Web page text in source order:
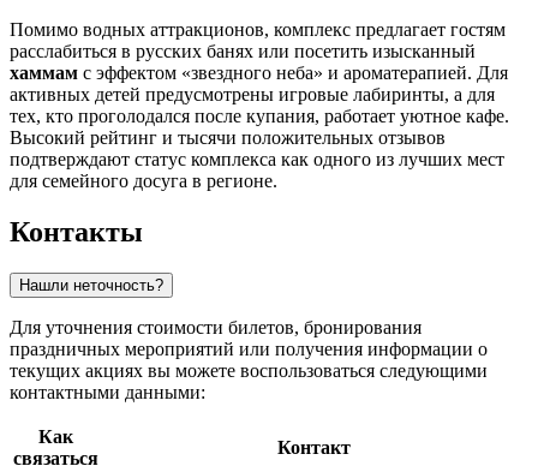
Помимо водных аттракционов, комплекс предлагает гостям
расслабиться в русских банях или посетить изысканный
хаммам с эффектом «звездного неба» и ароматерапией. Для
активных детей предусмотрены игровые лабиринты, а для
тех, кто проголодался после купания, работает уютное кафе.
Высокий рейтинг и тысячи положительных отзывов
подтверждают статус комплекса как одного из лучших мест
для семейного досуга в регионе.
Контакты
Нашли неточность?
Для уточнения стоимости билетов, бронирования
праздничных мероприятий или получения информации о
текущих акциях вы можете воспользоваться следующими
контактными данными:
Как
связаться
Контакт